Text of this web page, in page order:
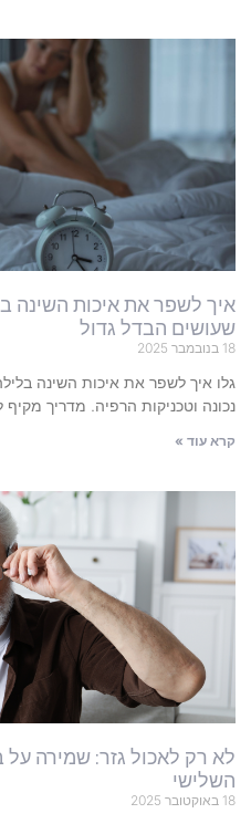
איך לשפר את איכות השינה
שעושים הבדל גדול
18 בנובמבר 2025
גלו איך לשפר את איכות השינה
נכונה וטכניקות הרפיה. מדריך מקיף
קרא עוד »
לא רק לאכול גזר: שמירה על
השלישי
18 באוקטובר 2025